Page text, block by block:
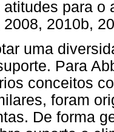
para o
2010b,
uma
Para
conceitos
foram
De forma